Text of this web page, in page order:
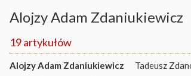
Alojzy Adam Zdaniukiewicz
19 artykułów
Alojzy Adam Zdaniukiewicz Tadeusz